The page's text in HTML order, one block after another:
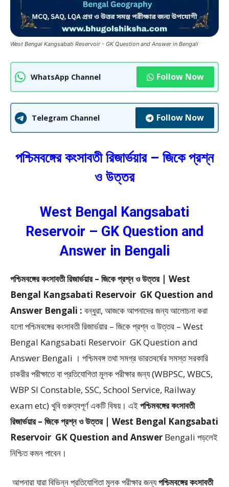
West Bengal Kangsabati Reservoir - GK Question and Answer in Bengali
WhatsApp Channel Follow Now
Telegram Channel Follow Now
পশ্চিমবঙ্গের কংসাবতী রিজার্ভয়ার – জিকে প্রশ্ন
ও উত্তর
West Bengal Kangsabati
Reservoir – GK Question and
Answer in Bengali
পশ্চিমবঙ্গের কংসাবতী রিজার্ভয়ার – জিকে প্রশ্ন ও উত্তর | West
Bengal Kangsabati Reservoir GK Question and
Answer Bengali : বন্ধুরা, আজকে আপনাদের জন্য আলোচনা করা
হলো পশ্চিমবঙ্গের কংসাবতী রিজার্ভয়ার – জিকে প্রশ্ন ও উত্তর – West
Bengal Kangsabati Reservoir GK Question and
Answer Bengali । পশ্চিমবঙ্গ তথা সমগ্র ভারতবর্ষের সমস্ত সরকারি
চাকরীর পরীক্ষাতে বা প্রতিযোগিতা মূলক পরীক্ষার জন্য (WBPSC, WBCS,
WBP SI Constable, SSC, School Service, Railway
exam etc) খুবি গুরুত্বপূর্ণ একটি বিষয়। এইপশ্চিমবঙ্গের কংসাবতী
রিজার্ভয়ার – জিকে প্রশ্ন ও উত্তর | West Bengal Kangsabati
Reservoir GK Question and Answer Bengali পড়লেই
নিশ্চিত কমন পাবেন।
আপনারা যারা বিভিন্ন প্রতিযোগিতা মূলক পরীক্ষার জন্যপশ্চিমবঙ্গের কংসাবতী